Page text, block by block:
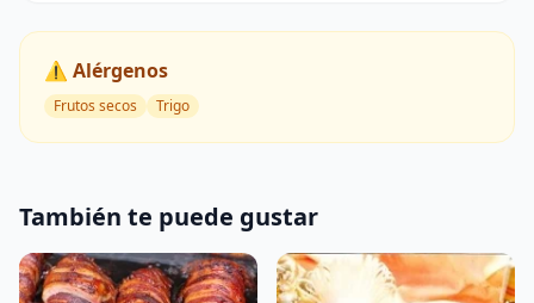
⚠️ Alérgenos
Frutos secos Trigo
También te puede gustar